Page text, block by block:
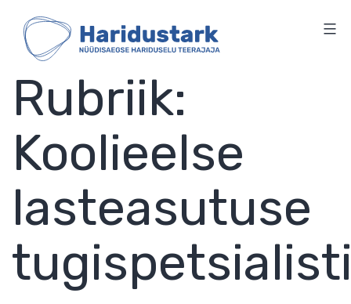
content
Rubriik:
Koolieelse
lasteasutuse